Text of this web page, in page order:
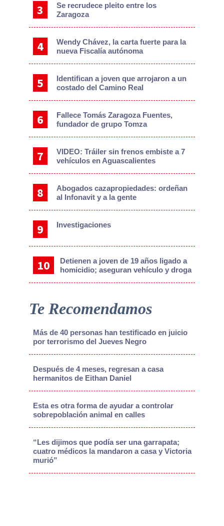
Se recrudece pleito entre los
Zaragoza
Wendy Chávez, la carta fuerte para la
nueva Fiscalía autónoma
Identifican a joven que arrojaron a un
costado del Camino Real
Fallece Tomás Zaragoza Fuentes,
fundador de grupo Tomza
VIDEO: Tráiler sin frenos embiste a 7
vehículos en Aguascalientes
Abogados cazapropiedades: ordeñan
al Infonavit y a la gente
Investigaciones
Detienen a joven de 19 años ligado a
homicidio; aseguran vehículo y droga
Te Recomendamos
Más de 40 personas han testificado en juicio
por terrorismo del Jueves Negro
Después de 4 meses, regresan a casa
hermanitos de Eithan Daniel
Esta es otra forma de ayudar a controlar
sobrepoblación animal en calles
“Les dijimos que podía ser una garrapata;
cuatro médicos la mandaron a casa y Victoria
murió”